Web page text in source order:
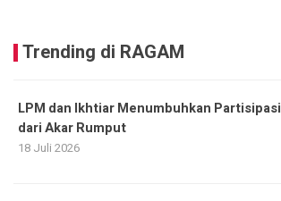
Trending di RAGAM
LPM dan Ikhtiar Menumbuhkan Partisipasi
dari Akar Rumput
18 Juli 2026